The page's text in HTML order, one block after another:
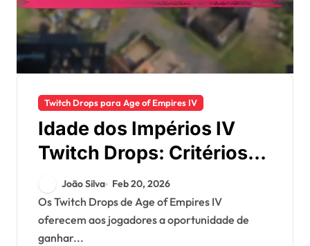
Twitch Drops para Age of Empires IV
Idade dos Impérios IV
Twitch Drops: Critérios
de elegibilidade,
Processo de ativação,
Tipos de recompensas
João Silva Feb 20, 2026
Os Twitch Drops de Age of Empires IV
oferecem aos jogadores a oportunidade de
ganhar...